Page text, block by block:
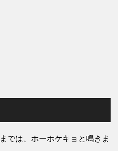
では、ホーホケキョと鳴きま